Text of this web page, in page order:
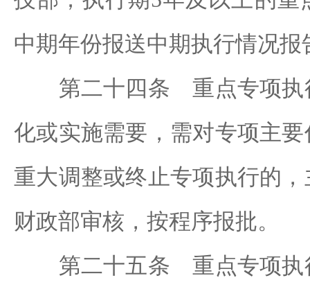
中期年份报送中期执行情况报
第二十四条 重点专项执
化或实施需要，需对专项主
重大调整或终止专项执行的
财政部审核，按程序报批。
第二十五条 重点专项执